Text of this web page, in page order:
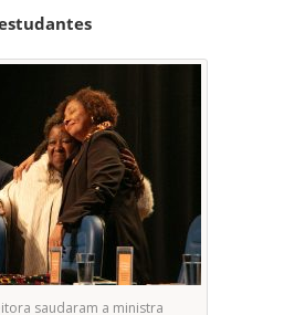
saudaram a ministra